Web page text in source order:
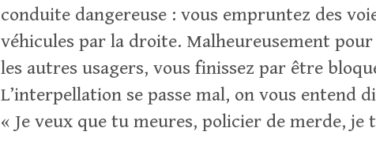
conduite dangereuse : vous empruntez des
véhicules par la droite. Malheureusement
les autres usagers, vous finissez par être
L’interpellation se passe mal, on vous entend
« Je veux que tu meures, policier de merde, je